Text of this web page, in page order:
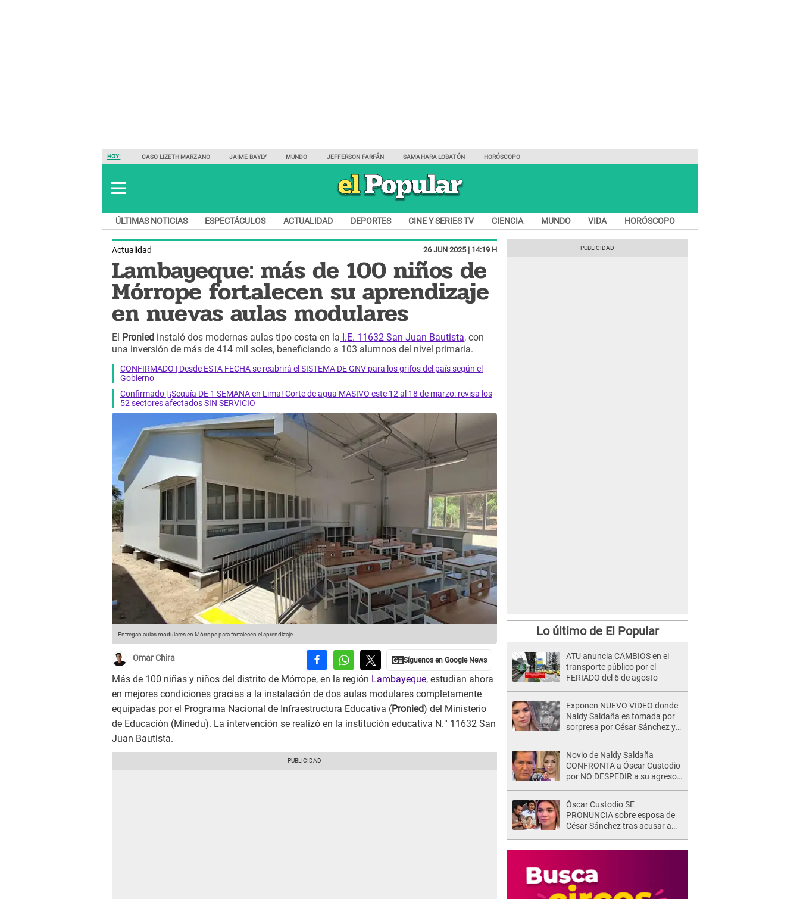
HOY: CASO LIZETH MARZANO JAIME BAYLY MUNDO JEFFERSON FARFÁN SAMAHARA LOBATÓN HORÓSCOPO
ÚLTIMAS NOTICIAS ESPECTÁCULOS ACTUALIDAD DEPORTES CINE Y SERIES TV CIENCIA MUNDO VIDA HORÓSCOPO
Actualidad 26 JUN 2025 | 14:19 H
Lambayeque: más de 100 niños de
Mórrope fortalecen su aprendizaje
en nuevas aulas modulares
El Pronied instaló dos modernas aulas tipo costa en la I.E. 11632 San Juan Bautista, con
una inversión de más de 414 mil soles, beneficiando a 103 alumnos del nivel primaria.
CONFIRMADO | Desde ESTA FECHA se reabrirá el SISTEMA DE GNV para los grifos del país según el
Gobierno
Confirmado | ¡Sequía DE 1 SEMANA en Lima! Corte de agua MASIVO este 12 al 18 de marzo: revisa los
52 sectores afectados SIN SERVICIO
Entregan aulas modulares en Mórrope para fortalecen el aprendizaje.
Omar Chira
Más de 100 niñas y niños del distrito de Mórrope, en la región Lambayeque, estudian ahora
en mejores condiciones gracias a la instalación de dos aulas modulares completamente
equipadas por el Programa Nacional de Infraestructura Educativa (Pronied) del Ministerio
de Educación (Minedu). La intervención se realizó en la institución educativa N.° 11632 San
Juan Bautista.
Lo último de El Popular
ATU anuncia CAMBIOS en el
transporte público por el
FERIADO del 6 de agosto
Exponen NUEVO VIDEO donde
Naldy Saldaña es tomada por
sorpresa por César Sánchez y
Novio de Naldy Saldaña
CONFRONTA a Óscar Custodio
por NO DESPEDIR a su agresor
"Nadie me dice qué hacer"
Óscar Custodio SE
PRONUNCIA sobre esposa de
César Sánchez tras acusar a